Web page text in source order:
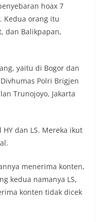
hoax 7
Kedua orang itu
dan Balikpapan,
yaitu di Bogor dan
Polri Brigjen
Trunojoyo, Jakarta
dan LS. Mereka ikut
menerima konten,
kedua namanya LS,
konten tidak dicek